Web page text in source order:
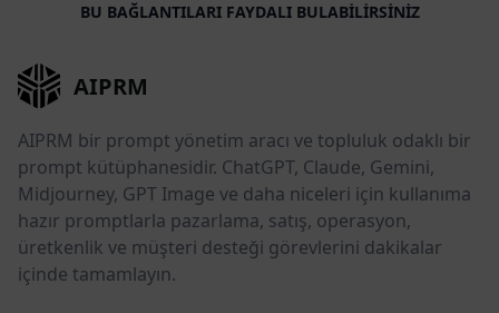
BU BAĞLANTILARI FAYDALI BULABILIRSINIZ
AIPRM
AIPRM bir prompt yönetim aracı ve topluluk odaklı bir
prompt kütüphanesidir. ChatGPT, Claude, Gemini,
Midjourney, GPT Image ve daha niceleri için kullanıma
hazır promptlarla pazarlama, satış, operasyon,
üretkenlik ve müşteri desteği görevlerini dakikalar
içinde tamamlayın.